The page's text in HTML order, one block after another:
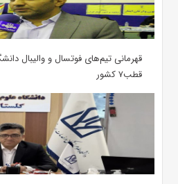
قهرمانی تیم‌های فوتسال و والیبال
قطب۷ کشور